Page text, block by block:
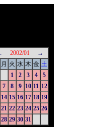
2002/01
→
月 火 水 木 金 土
1
2 3 4
5
7 8 9 10 11 12
14 15 16 17 18 19
21 22 23 24 25 26
28 29 30 31